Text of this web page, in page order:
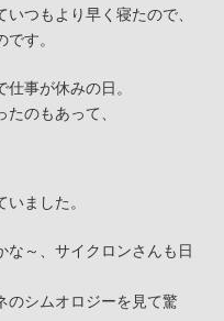
つもより早く寝たので、
す。
事が休みの日。
のもあって、
ました。
な～、サイクロンさんも日
のシムオロジーを見て驚